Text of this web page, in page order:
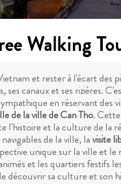
Walking
et rester à l'écart
ses canaux et ses rizières.
en réservant des
de la ville de Can Tho.
l'histoire et la culture de la
de la ville, lavisite
unique sur la ville et le
et les quartiers festifs
découvrir sa culture et son